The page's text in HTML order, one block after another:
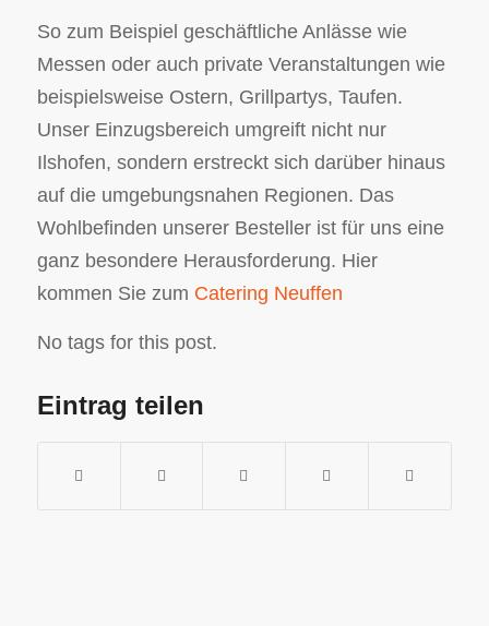
So zum Beispiel geschäftliche Anlässe wie
Messen oder auch private Veranstaltungen wie
beispielsweise Ostern, Grillpartys, Taufen.
Unser Einzugsbereich umgreift nicht nur
Ilshofen, sondern erstreckt sich darüber hinaus
auf die umgebungsnahen Regionen. Das
Wohlbefinden unserer Besteller ist für uns eine
ganz besondere Herausforderung. Hier
kommen Sie zum Catering Neuffen
No tags for this post.
Eintrag teilen